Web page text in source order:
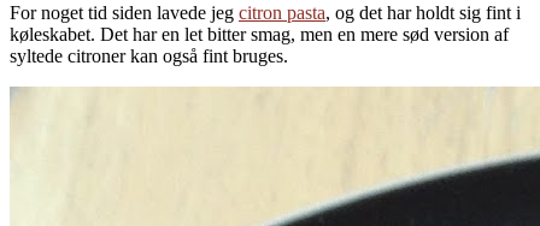
For noget tid siden lavede jeg citron pasta, og det har holdt sig fint i
køleskabet. Det har en let bitter smag, men en mere sød version af
syltede citroner kan også fint bruges.